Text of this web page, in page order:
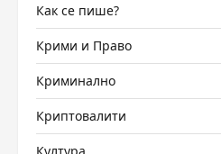
Как се пише?
Крими и Право
Криминално
Криптовалити
Култура